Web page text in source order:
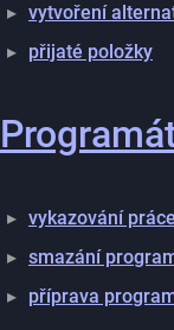
vytvoření
přijaté položky
vykazování
smazání
příprava